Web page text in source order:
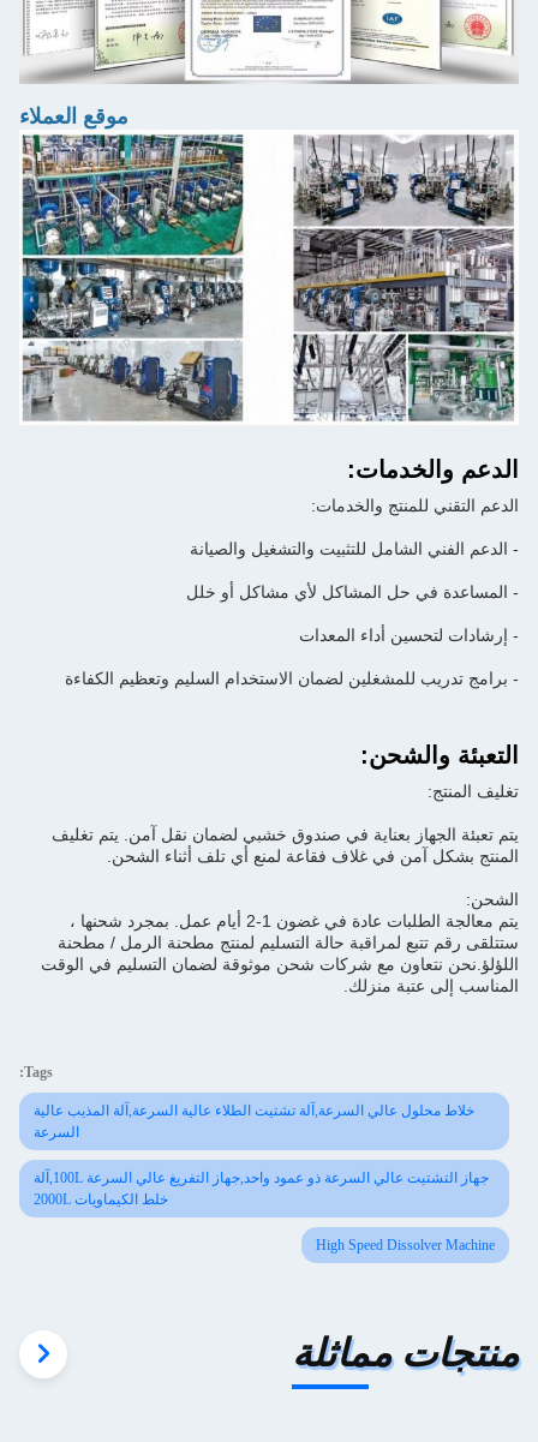
موقع العملاء
الدعم والخدمات:
الدعم التقني للمنتج والخدمات:
- الدعم الفني الشامل للتثبيت والتشغيل والصيانة
- المساعدة في حل المشاكل لأي مشاكل أو خلل
- إرشادات لتحسين أداء المعدات
- برامج تدريب للمشغلين لضمان الاستخدام السليم وتعظيم الكفاءة
التعبئة والشحن:
تغليف المنتج:
يتم تعبئة الجهاز بعناية في صندوق خشبي لضمان نقل آمن. يتم تغليف
المنتج بشكل آمن في غلاف فقاعة لمنع أي تلف أثناء الشحن.
الشحن:
يتم معالجة الطلبات عادة في غضون 1-2 أيام عمل. بمجرد شحنها ،
ستتلقى رقم تتبع لمراقبة حالة التسليم لمنتج مطحنة الرمل / مطحنة
اللؤلؤ.نحن نتعاون مع شركات شحن موثوقة لضمان التسليم في الوقت
المناسب إلى عتبة منزلك.
Tags:
خلاط محلول عالي السرعة,آلة تشتيت الطلاء عالية السرعة,آلة المذيب عالية
السرعة
جهاز التشتيت عالي السرعة ذو عمود واحد,جهاز التفريغ عالي السرعة 100L,آلة
خلط الكيماويات 2000L
High Speed Dissolver Machine
منتجات مماثلة